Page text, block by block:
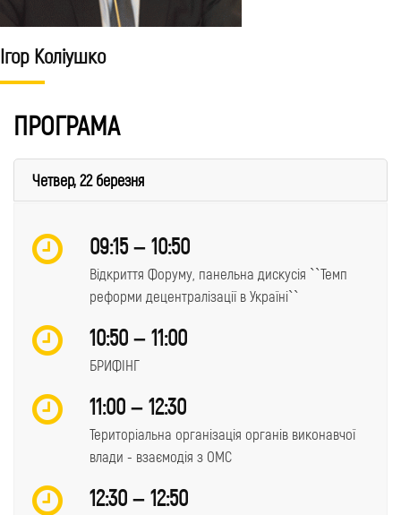
Ігор Парасюк
ПРОГРАМА
Четвер, 22 березня
09:15 – 10:50
Відкриття Форуму, панельна дискусія ``Темп
реформи децентралізації в Україні``
10:50 – 11:00
БРИФІНГ
11:00 – 12:30
Територіальна організація органів виконавчої
влади - взаємодія з ОМС
12:30 – 12:50